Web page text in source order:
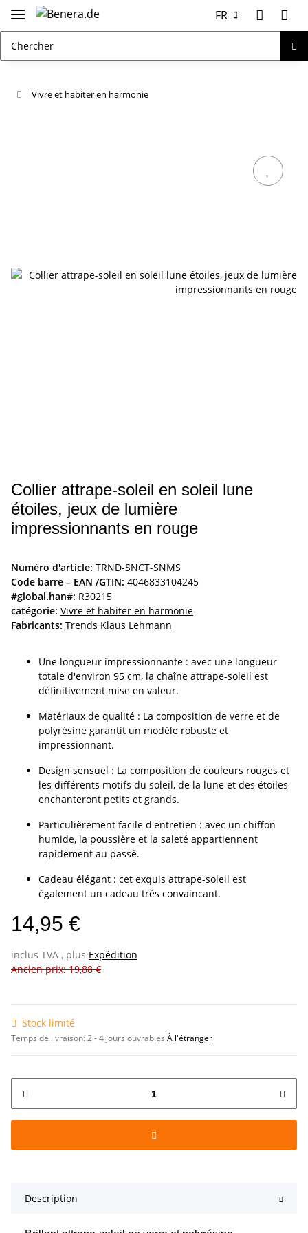
FR
Vivre et habiter en harmonie
Collier attrape-soleil en soleil lune
étoiles, jeux de lumière
impressionnants en rouge
Numéro d'article: TRND-SNCT-SNMS
Code barre – EAN /GTIN: 4046833104245
#global.han#: R30215
catégorie: Vivre et habiter en harmonie
Fabricants: Trends Klaus Lehmann
Une longueur impressionnante : avec une longueur
totale d'environ 95 cm, la chaîne attrape-soleil est
définitivement mise en valeur.
Matériaux de qualité : La composition de verre et de
polyrésine garantit un modèle robuste et
impressionnant.
Design sensuel : La composition de couleurs rouges et
les différents motifs du soleil, de la lune et des étoiles
enchanteront petits et grands.
Particulièrement facile d'entretien : avec un chiffon
humide, la poussière et la saleté appartiennent
rapidement au passé.
Cadeau élégant : cet exquis attrape-soleil est
également un cadeau très convaincant.
14,95 €
inclus TVA , plus Expédition
Ancien prix: 19,88 €
Stock limité
Temps de livraison:2 - 4 jours ouvrables À l'étranger
Description